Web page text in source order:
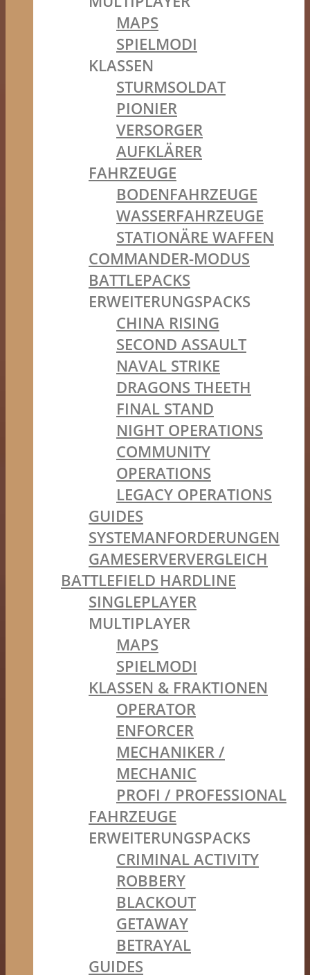
MAPS
SPIELMODI
KLASSEN
STURMSOLDAT
PIONIER
VERSORGER
AUFKLÄRER
FAHRZEUGE
BODENFAHRZEUGE
WASSERFAHRZEUGE
STATIONÄRE WAFFEN
COMMANDER-MODUS
BATTLEPACKS
ERWEITERUNGSPACKS
CHINA RISING
SECOND ASSAULT
NAVAL STRIKE
DRAGONS THEETH
FINAL STAND
NIGHT OPERATIONS
COMMUNITY
OPERATIONS
LEGACY OPERATIONS
GUIDES
SYSTEMANFORDERUNGEN
GAMESERVERVERGLEICH
BATTLEFIELD HARDLINE
SINGLEPLAYER
MULTIPLAYER
MAPS
SPIELMODI
KLASSEN & FRAKTIONEN
OPERATOR
ENFORCER
MECHANIKER /
MECHANIC
PROFI / PROFESSIONAL
FAHRZEUGE
ERWEITERUNGSPACKS
CRIMINAL ACTIVITY
ROBBERY
BLACKOUT
GETAWAY
BETRAYAL
GUIDES